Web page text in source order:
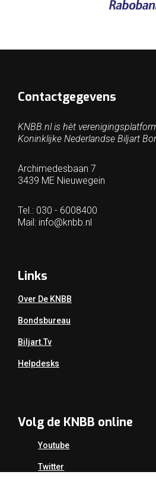
Contactgegevens
KNBB.nl is hèt
Koninklijke Nederlandse Biljart
Archimedesbaan 7
3439 ME Nieuwegein
Tel.: 030 - 6008400
Mail: info@knbb.nl
Links
Over De KNBB
Bondsbureau
Biljart.tv
Helpdesks
Volg de KNBB online
Youtube
Twitter